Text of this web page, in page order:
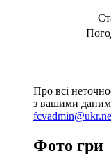
Про всі
з вашими
Фото гри